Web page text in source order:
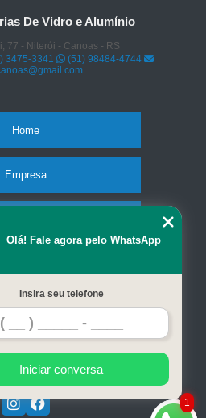
De Vidro e Alumínio
77 - Niterói - Canoas - RS
3475-3341
(51) 98484-4744
Home
Empresa
Contato
do site
1
Olá! Fale agora pelo WhatsApp
Insira seu telefone
Iniciar conversa